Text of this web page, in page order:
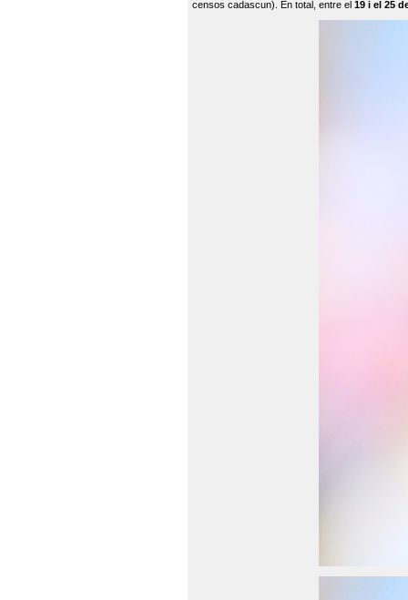
censos cadascun). En total, entre el 19 i el 25